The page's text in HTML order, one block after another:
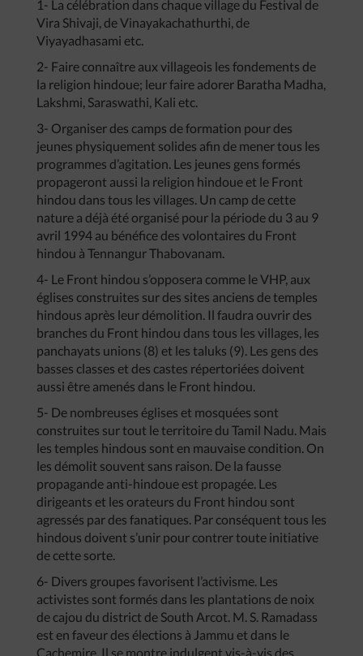
1- La célébration dans chaque village du Festival de
Vira Shivaji, de Vinayakachathurthi, de
Viyayadhasami etc.
2- Faire connaître aux villageois les fondements de
la religion hindoue; leur faire adorer Baratha Madha,
Lakshmi, Saraswathi, Kali etc.
3- Organiser des camps de formation pour des
jeunes physiquement solides afin de mener tous les
programmes d’agitation. Les jeunes gens formés
propageront aussi la religion hindoue et le Front
hindou dans tous les villages. Un camp de cette
nature a déjà été organisé pour la période du 3 au 9
avril 1994 au bénéfice des volontaires du Front
hindou à Tennangur Thabovanam.
4- Le Front hindou s’opposera comme le VHP, aux
églises construites sur des sites anciens de temples
hindous après leur démolition. Il faudra ouvrir des
branches du Front hindou dans tous les villages, les
panchayats unions (8) et les taluks (9). Les gens des
basses classes et des castes répertoriées doivent
aussi être amenés dans le Front hindou.
5- De nombreuses églises et mosquées sont
construites sur tout le territoire du Tamil Nadu. Mais
les temples hindous sont en mauvaise condition. On
les démolit souvent sans raison. De la fausse
propagande anti-hindoue est propagée. Les
dirigeants et les orateurs du Front hindou sont
agressés par des fanatiques. Par conséquent tous les
hindous doivent s’unir pour contrer toute initiative
de cette sorte.
6- Divers groupes favorisent l’activisme. Les
activistes sont formés dans les plantations de noix
de cajou du district de South Arcot. M. S. Ramadass
est en faveur des élections à Jammu et dans le
Cachemire. Il se montre indulgent vis-à-vis des